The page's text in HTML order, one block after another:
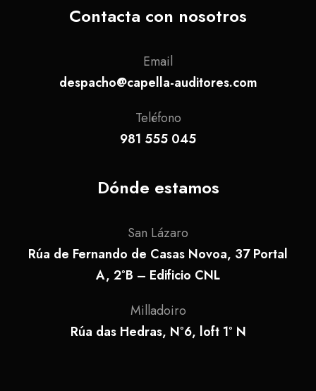
Contacta con nosotros
Email
despacho@capella-auditores.com
Teléfono
981 555 045
Dónde estamos
San Lázaro
Rúa de Fernando de Casas Novoa, 37 Portal
A, 2ºB – Edificio CNL
Milladoiro
Rúa das Hedras, Nº6, loft 1º N